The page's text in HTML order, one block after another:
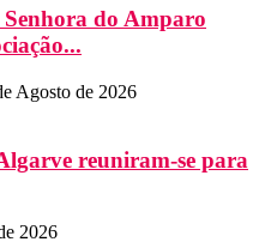
do Amparo
Agosto de 2026
reuniram-se para
2026